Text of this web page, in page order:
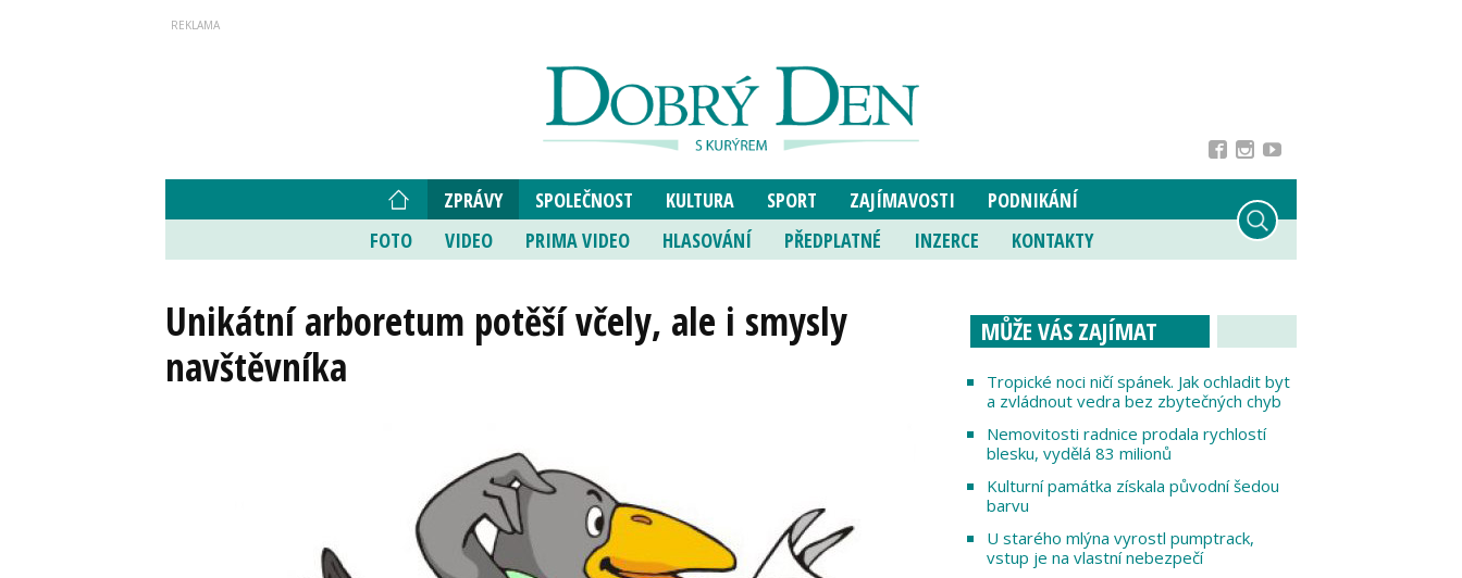
ZPRÁVY SPOLEČNOST KULTURA SPORT ZAJÍMAVOSTI
PODNIKÁNÍ
FOTO
VIDEO PRIMA VIDEO HLASOVÁNÍ PŘEDPLATNÉ INZERCE KONTAKTY
Unikátní arboretum potěší včely, ale i smysly
navštěvníka
MŮŽE VÁS ZAJÍMAT
Tropické noci ničí spánek. Jak ochladit byt
a zvládnout vedra bez zbytečných chyb
Nemovitosti radnice prodala rychlostí
blesku, vydělá 83 milionů
Kulturní památka získala původní šedou
barvu
U starého mlýna vyrostl pumptrack,
vstup je na vlastní nebezpečí